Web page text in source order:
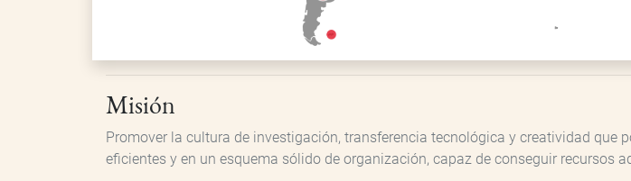
Misión
Promover la cultura de investigación, transferencia tecnológica y creatividad
eficientes y en un esquema sólido de organización, capaz de conseguir